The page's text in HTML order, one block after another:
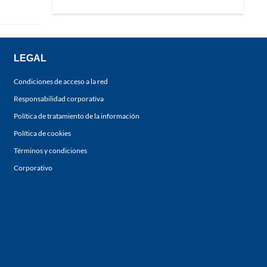
LEGAL
Condiciones de acceso a la red
Responsabilidad corporativa
Política de tratamiento de la información
Política de cookies
Términos y condiciones
Corporativo